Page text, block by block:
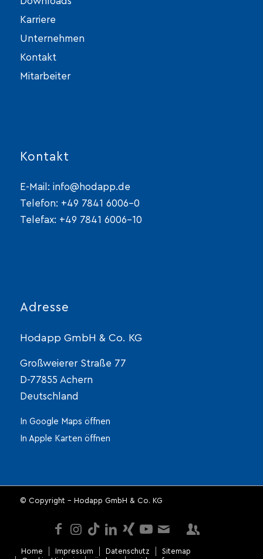
Karriere
Unternehmen
Kontakt
Mitarbeiter
Kontakt
E-Mail: info@hodapp.de
Telefon: +49 7841 6006-0
Telefax: +49 7841 6006-10
Adresse
Hodapp GmbH & Co. KG
Großweierer Straße 77
D-77855 Achern
Deutschland
In Google Maps öffnen
In Apple Karten öffnen
© Copyright - Hodapp GmbH & Co. KG
Home Impressum Datenschutz
Sitemap